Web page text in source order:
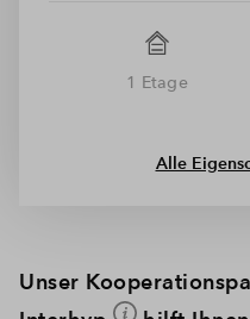
1 Etage
Alle
Unser